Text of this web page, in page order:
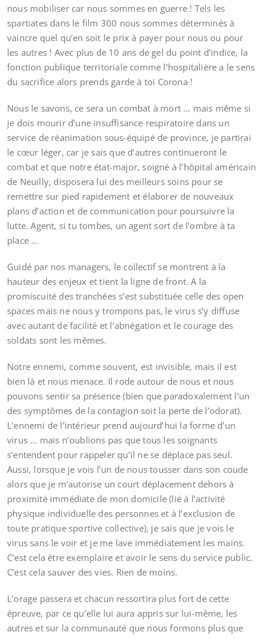
nous mobiliser car nous sommes en guerre ! Tels les
spartiates dans le film 300 nous sommes déterminés à
vaincre quel qu’en soit le prix à payer pour nous ou pour
les autres ! Avec plus de 10 ans de gel du point d’indice, la
fonction publique territoriale comme l’hospitalière a le sens
du sacrifice alors prends garde à toi Corona !
Nous le savons, ce sera un combat à mort … mais même si
je dois mourir d’une insuffisance respiratoire dans un
service de réanimation sous-équipé de province, je partirai
le cœur léger, car je sais que d’autres continueront le
combat et que notre état-major, soigné à l’hôpital américain
de Neuilly, disposera lui des meilleurs soins pour se
remettre sur pied rapidement et élaborer de nouveaux
plans d’action et de communication pour poursuivre la
lutte. Agent, si tu tombes, un agent sort de l’ombre à ta
place …
Guidé par nos managers, le collectif se montrent à la
hauteur des enjeux et tient la ligne de front. A la
promiscuité des tranchées s’est substituée celle des open
spaces mais ne nous y trompons pas, le virus s’y diffuse
avec autant de facilité et l’abnégation et le courage des
soldats sont les mêmes.
Notre ennemi, comme souvent, est invisible, mais il est
bien là et nous menace. Il rode autour de nous et nous
pouvons sentir sa présence (bien que paradoxalement l’un
des symptômes de la contagion soit la perte de l’odorat).
L’ennemi de l’intérieur prend aujourd’hui la forme d’un
virus … mais n’oublions pas que tous les soignants
s’entendent pour rappeler qu’il ne se déplace pas seul.
Aussi, lorsque je vois l’un de nous tousser dans son coude
alors que je m’autorise un court déplacement dehors à
proximité immédiate de mon domicile (lié à l’activité
physique individuelle des personnes et à l’exclusion de
toute pratique sportive collective), je sais que je vois le
virus sans le voir et je me lave immédiatement les mains.
C’est cela être exemplaire et avoir le sens du service public.
C’est cela sauver des vies. Rien de moins.
L’orage passera et chacun ressortira plus fort de cette
épreuve, par ce qu’elle lui aura appris sur lui-même, les
autres et sur la communauté que nous formons plus que